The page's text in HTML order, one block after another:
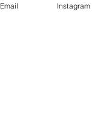
Email Instagram